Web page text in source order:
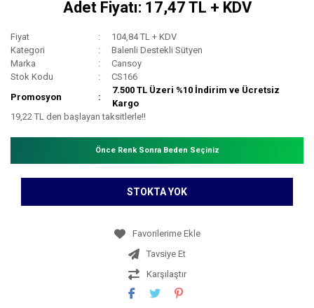
Adet Fiyatı: 17,47 TL + KDV
Fiyat
104,84 TL + KDV
Kategori
Balenli Destekli Sütyen
Marka
Cansoy
Stok Kodu
CS166
Promosyon
7.500 TL Üzeri %10 İndirim ve Ücretsiz
Kargo
19,22 TL den başlayan taksitlerle!!
Önce Renk Sonra Beden Seçiniz
STOKTA YOK
Tavsiye Et
Karşılaştır